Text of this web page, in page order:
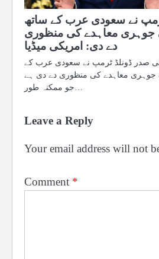
نے سعودی عرب کے ساتھ
جوہری معاہدے کی منظوری
دے دی: امریکی میڈیا
صدر ڈونلڈ ٹرمپ نے سعودی عرب کے
جوہری معاہدے کی منظوری دے دی ہے
Leave a Reply
Your email address will not
Comment *